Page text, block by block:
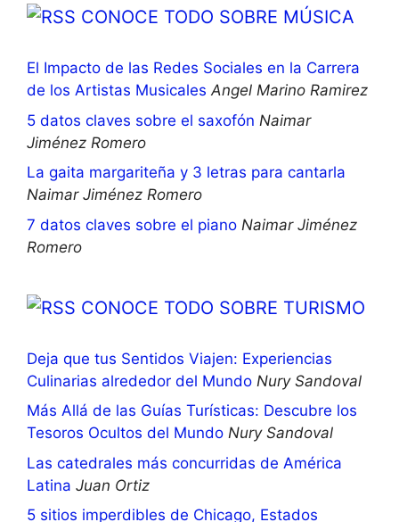
CONOCE TODO SOBRE MÚSICA
El Impacto de las Redes Sociales en la Carrera
de los Artistas Musicales Angel Marino Ramirez
5 datos claves sobre el saxofón Naimar
Jiménez Romero
La gaita margariteña y 3 letras para cantarla
Naimar Jiménez Romero
7 datos claves sobre el piano Naimar Jiménez
Romero
CONOCE TODO SOBRE TURISMO
Deja que tus Sentidos Viajen: Experiencias
Culinarias alrededor del Mundo Nury Sandoval
Más Allá de las Guías Turísticas: Descubre los
Tesoros Ocultos del Mundo Nury Sandoval
Las catedrales más concurridas de América
Latina Juan Ortiz
5 sitios imperdibles de Chicago, Estados